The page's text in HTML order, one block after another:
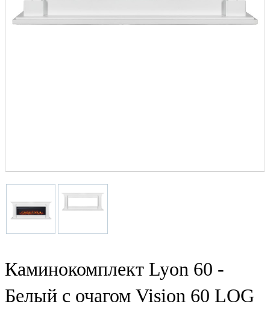
Каминокомплект Lyon 60 -
Белый с очагом Vision 60 LOG